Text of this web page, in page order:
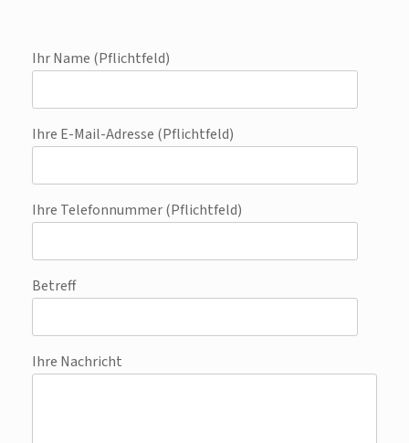
Ihr Name (Pflichtfeld)
Ihre E-Mail-Adresse (Pflichtfeld)
Ihre Telefonnummer (Pflichtfeld)
Betreff
Ihre Nachricht